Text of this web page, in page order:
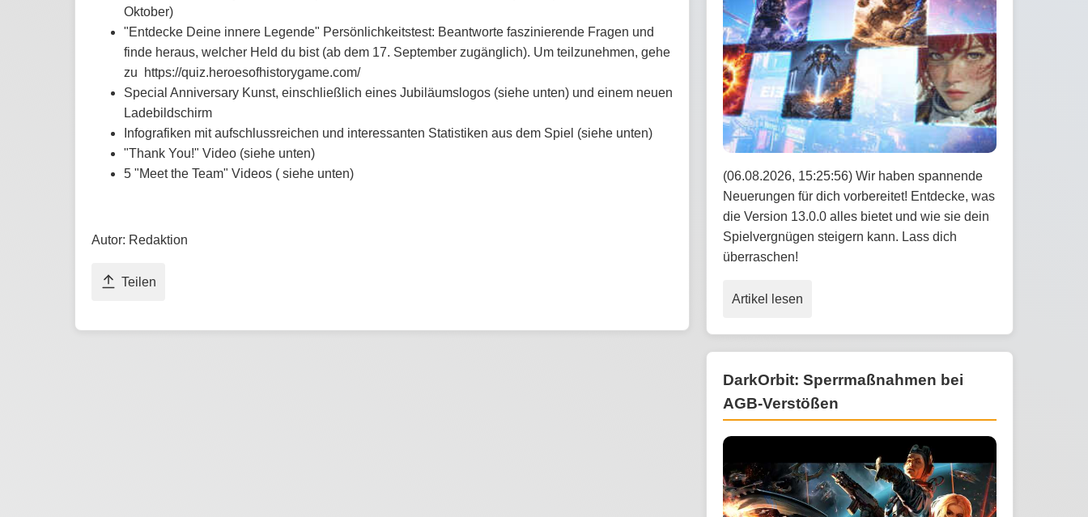
Oktober)
"Entdecke Deine innere Legende" Persönlichkeitstest: Beantworte faszinierende Fragen und
finde heraus, welcher Held du bist (ab dem 17. September zugänglich). Um teilzunehmen, gehe
zu ​ https://quiz.heroesofhistorygame.com/ ​
Special Anniversary Kunst, einschließlich eines Jubiläumslogos (siehe unten) und einem neuen
Ladebildschirm
Infografiken mit aufschlussreichen und interessanten Statistiken aus dem Spiel (siehe unten)
"Thank You!" Video (siehe unten)
5 "Meet the Team" Videos ( siehe unten)
Autor: Redaktion
Teilen
(06.08.2026, 15:25:56) Wir haben spannende
Neuerungen für dich vorbereitet! Entdecke, was
die Version 13.0.0 alles bietet und wie sie dein
Spielvergnügen steigern kann. Lass dich
überraschen!
Artikel lesen
DarkOrbit: Sperrmaßnahmen bei
AGB-Verstößen